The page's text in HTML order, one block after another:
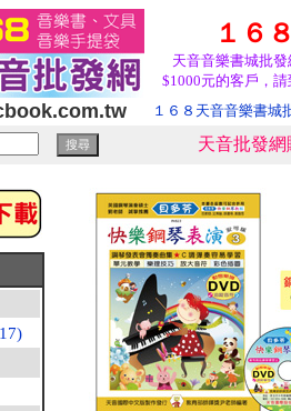
１６
天音音樂書城批
$1000元的客戶，
１６８天音音樂書城
天音批發網